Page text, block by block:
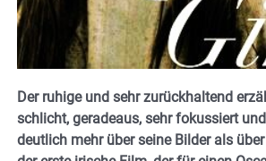
Der ruhige und sehr zurückhaltend
schlicht, geradeaus, sehr fokussiert
deutlich mehr über seine Bilder als